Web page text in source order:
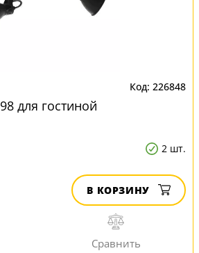
226848
для гостиной
2 шт.
В КОРЗИНУ